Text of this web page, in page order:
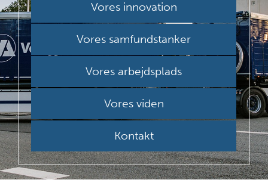
Vores innovation
Vores samfundstanker
Vores arbejdsplads
Vores viden
Kontakt